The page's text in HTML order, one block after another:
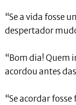
“Se a vida fosse
despertador
“Bom dia! Quem
acordou antes
“Se acordar